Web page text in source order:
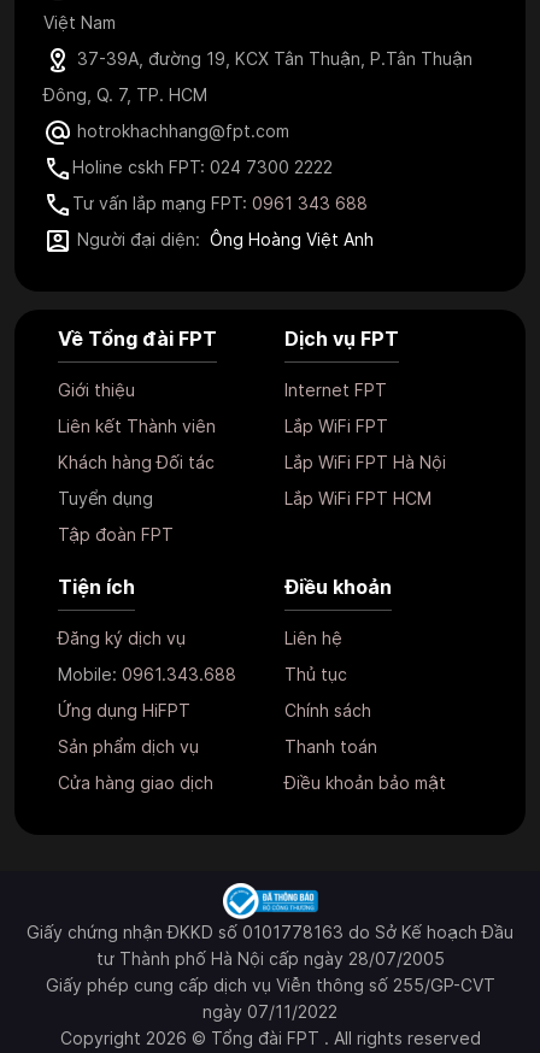
Việt Nam
37-39A, đường 19, KCX Tân Thuận, P.Tân Thuận
Đông, Q. 7, TP. HCM
hotrokhachhang@fpt.com
Holine cskh FPT: 024 7300 2222
Tư vấn lắp mạng FPT: 0961 343 688
Người đại diện: Ông Hoàng Việt Anh
Về Tổng đài FPT
Giới thiệu
Liên kết Thành viên
Khách hàng Đối tác
Tuyển dụng
Tập đoàn FPT
Dịch vụ FPT
Internet FPT
Lắp WiFi FPT
Lắp WiFi FPT Hà Nội
Lắp WiFi FPT HCM
Tiện ích
Đăng ký dịch vụ
Mobile: 0961.343.688
Ứng dụng HiFPT
Sản phẩm dịch vụ
Cửa hàng giao dịch
Điều khoản
Liên hệ
Thủ tục
Chính sách
Thanh toán
Điều khoản bảo mật
Giấy chứng nhận ĐKKD số 0101778163 do Sở Kế hoạch Đầu
tư Thành phố Hà Nội cấp ngày 28/07/2005
Giấy phép cung cấp dịch vụ Viễn thông số 255/GP-CVT
ngày 07/11/2022
Copyright 2026 © Tổng đài FPT . All rights reserved